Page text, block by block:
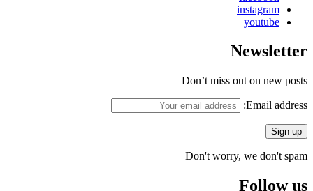
instagram
youtube
Newsletter
Don’t miss out on new posts
Email address:
Don't worry, we don't spam
Follow us